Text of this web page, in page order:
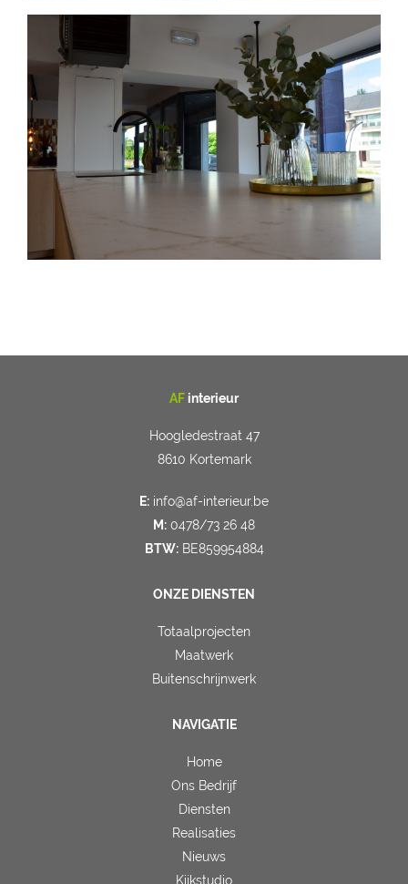
AF interieur
Hoogledestraat 47
8610 Kortemark
E: info@af-interieur.be
M: 0478/73 26 48
BTW:BE859954884
ONZE DIENSTEN
Totaalprojecten
Maatwerk
Buitenschrijnwerk
NAVIGATIE
Home
Ons Bedrijf
Diensten
Realisaties
Nieuws
Kijkstudio